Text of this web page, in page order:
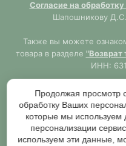
Согласие на
Шапошникову
Также вы можете
товара в разделе "Возврат
ИНН:
https://samara777.ru
ВСЯ информация
Согласно правилам
оферта"публичная
обязательном оформлении
Продолжая просмотр
обработку Ваших
которые мы используем
персонализации
используем эти данные,